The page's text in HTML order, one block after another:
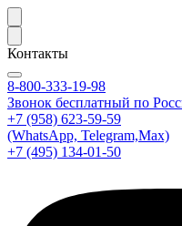
Контакты
8-800-333-19-98
Звонок бесплатный по
+7 (958) 623-59-59
(WhatsApp, Telegram,Max)
+7 (495) 134-01-50